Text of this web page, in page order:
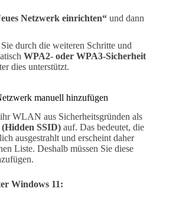
Netzwerk einrichten“ und dann
durch die weiteren Schritte und
WPA2- oder WPA3-Sicherheit
dies unterstützt.
manuell hinzufügen
WLAN aus Sicherheitsgründen als
SSID) auf. Das bedeutet, die
ausgestrahlt und erscheint daher
Liste. Deshalb müssen Sie diese
Windows 11: